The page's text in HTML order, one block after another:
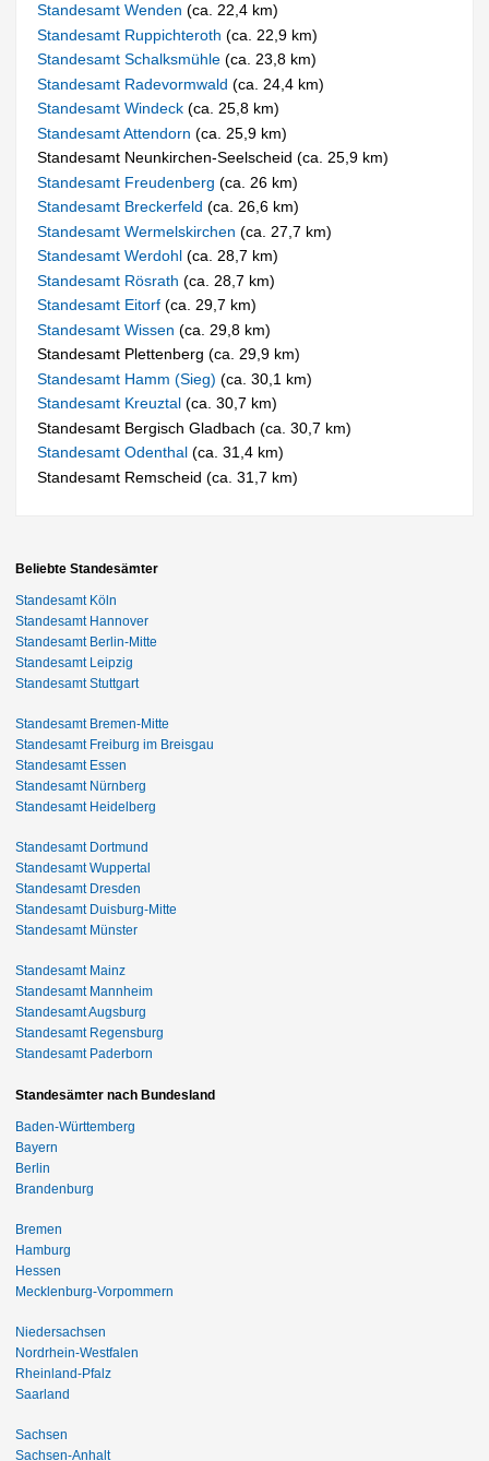
Standesamt Wenden(ca. 22,4 km)
Standesamt Ruppichteroth(ca. 22,9 km)
Standesamt Schalksmühle(ca. 23,8 km)
Standesamt Radevormwald(ca. 24,4 km)
Standesamt Windeck(ca. 25,8 km)
Standesamt Attendorn(ca. 25,9 km)
Standesamt Neunkirchen-Seelscheid (ca. 25,9 km)
Standesamt Freudenberg(ca. 26 km)
Standesamt Breckerfeld(ca. 26,6 km)
Standesamt Wermelskirchen(ca. 27,7 km)
Standesamt Werdohl(ca. 28,7 km)
Standesamt Rösrath(ca. 28,7 km)
Standesamt Eitorf(ca. 29,7 km)
Standesamt Wissen(ca. 29,8 km)
Standesamt Plettenberg (ca. 29,9 km)
Standesamt Hamm (Sieg)(ca. 30,1 km)
Standesamt Kreuztal(ca. 30,7 km)
Standesamt Bergisch Gladbach (ca. 30,7 km)
Standesamt Odenthal(ca. 31,4 km)
Standesamt Remscheid (ca. 31,7 km)
Beliebte Standesämter
Standesamt Köln
Standesamt Hannover
Standesamt Berlin-Mitte
Standesamt Leipzig
Standesamt Stuttgart
Standesamt Bremen-Mitte
Standesamt Freiburg im Breisgau
Standesamt Essen
Standesamt Nürnberg
Standesamt Heidelberg
Standesamt Dortmund
Standesamt Wuppertal
Standesamt Dresden
Standesamt Duisburg-Mitte
Standesamt Münster
Standesamt Mainz
Standesamt Mannheim
Standesamt Augsburg
Standesamt Regensburg
Standesamt Paderborn
Standesämter nach Bundesland
Baden-Württemberg
Bayern
Berlin
Brandenburg
Bremen
Hamburg
Hessen
Mecklenburg-Vorpommern
Niedersachsen
Nordrhein-Westfalen
Rheinland-Pfalz
Saarland
Sachsen
Sachsen-Anhalt